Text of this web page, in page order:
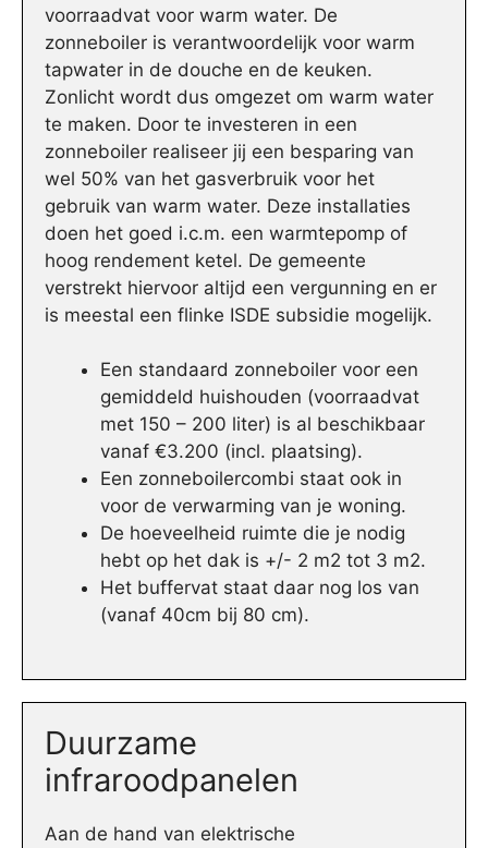
voorraadvat voor warm water. De
zonneboiler is verantwoordelijk voor warm
tapwater in de douche en de keuken.
Zonlicht wordt dus omgezet om warm water
te maken. Door te investeren in een
zonneboiler realiseer jij een besparing van
wel 50% van het gasverbruik voor het
gebruik van warm water. Deze installaties
doen het goed i.c.m. een warmtepomp of
hoog rendement ketel. De gemeente
verstrekt hiervoor altijd een vergunning en er
is meestal een flinke ISDE subsidie mogelijk.
Een standaard zonneboiler voor een
gemiddeld huishouden (voorraadvat
met 150 – 200 liter) is al beschikbaar
vanaf €3.200 (incl. plaatsing).
Een zonneboilercombi staat ook in
voor de verwarming van je woning.
De hoeveelheid ruimte die je nodig
hebt op het dak is +/- 2 m2 tot 3 m2.
Het buffervat staat daar nog los van
(vanaf 40cm bij 80 cm).
Duurzame
infraroodpanelen
Aan de hand van elektrische